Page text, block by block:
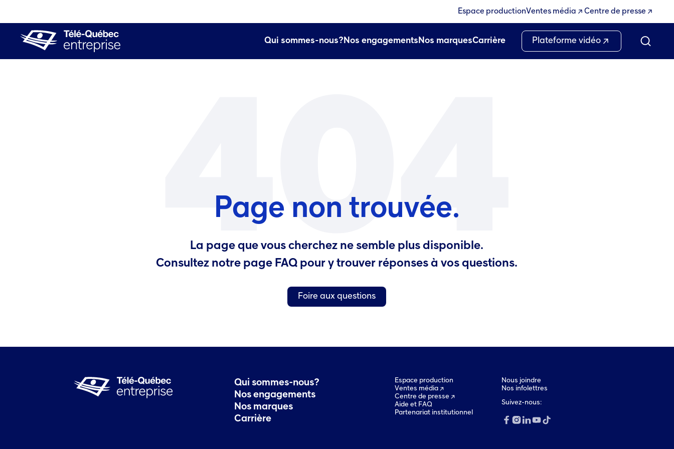
Qui sommes-nous? Nos engagements Nos marquesCarrière Plateforme vidéo
(Ce lien ouvrira dans une nouvelle fenêtre.)
Espace productionVentes média Centre de presse
Page non trouvée.
404
La page que vous cherchez ne semble plus disponible.
Consultez notre page FAQ pour y trouver réponses à vos questions.
Foire aux questions
Qui sommes-nous?
Nos engagements
Nos marques
Carrière
Espace production
Ventes média
une nouvelle fenêtre.)
Centre de presse
Aide et FAQ
Partenariat institutionnel
Nous joindre
Nos infolettres
Suivez-nous: